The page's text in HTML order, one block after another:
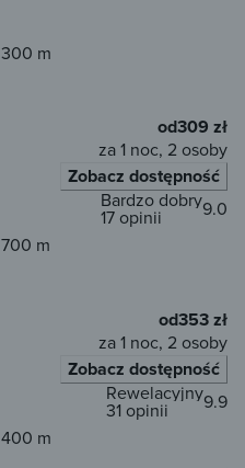
300 m
od309 zł
za 1 noc, 2 osoby
Zobacz dostępność
700 m
9.0
Bardzo dobry
17 opinii
od353 zł
za 1 noc, 2 osoby
Zobacz dostępność
400 m
9.9
Rewelacyjny
31 opinii